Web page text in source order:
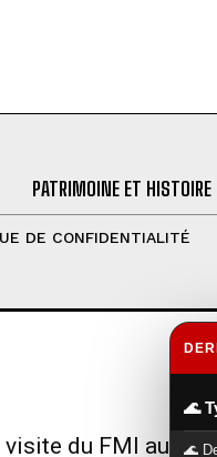
PATRIMOINE ET HISTOIRE
DE CONFIDENTIALITÉ
du FMI au
🌊
🌊